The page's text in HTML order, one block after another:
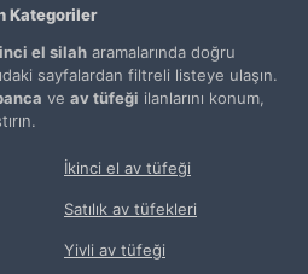
Kategoriler
el silah aramalarında doğru
sayfalardan filtreli listeye ulaşın.
ve av tüfeği ilanlarını konum,
İkinci el av tüfeği
Satılık av tüfekleri
Yivli av tüfeği